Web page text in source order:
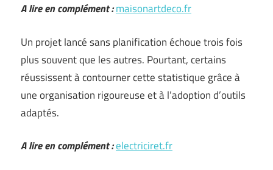
A lire en complément :maisonartdeco.fr
Un projet lancé sans planification échoue trois fois
plus souvent que les autres. Pourtant, certains
réussissent à contourner cette statistique grâce à
une organisation rigoureuse et à l’adoption d’outils
adaptés.
A lire en complément :electriciret.fr